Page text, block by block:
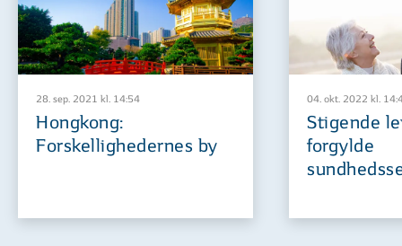
28. sep. 2021 kl. 14:54
Hongkong:
Forskellighedernes by
04. okt. 2022 kl.
Stigende
forgylde